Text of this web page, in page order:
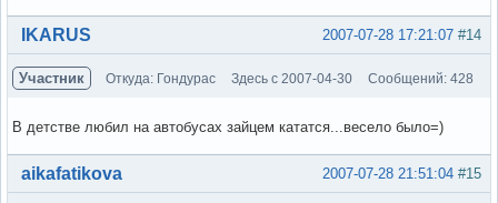
Вне форума #14
2007-07-28 17:21:07
IKARUS
Участник Откуда: Гондурас Здесь с 2007-04-30 Сообщений: 428
В детстве любил на автобусах зайцем кататся...весело было=)
Вне форума #15
2007-07-28 21:51:04
aikafatikova